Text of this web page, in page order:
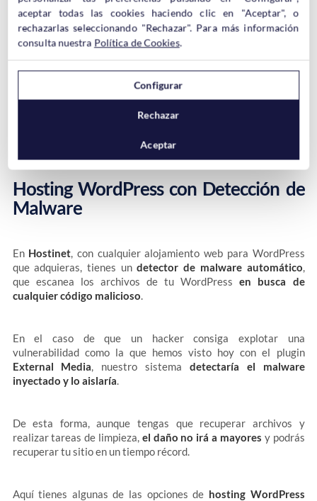
Este código podía realizar una ejecución remota de código y las
total sobre nuestro WordPress al atacante.
Como hemos comentado, no se ha detectado ningún problema…
actualizar a una versión parqueada lo antes posible
Hosting WordPress con Detección de
Malware
En Hostinet, con cualquier alojamiento web para WordPress
que adquieras, tienes undetector de malware automático,
que escanea los archivos de tu WordPressen busca de
cualquier código malicioso.
En el caso de que un hacker consiga explotar una
vulnerabilidad como la que hemos visto hoy con el plugin
External Media, nuestro sistema detectaría el malware
inyectado y lo aislaría.
De esta forma, aunque tengas que recuperar archivos y
realizar tareas de limpieza, el daño no irá a mayores y podrás
recuperar tu sitio en un tiempo récord.
Aquí tienes algunas de las opciones de hosting WordPress
aceptar todas las cookies haciendo clic en "Aceptar", o
rechazarlas seleccionando "Rechazar". Para más información
consulta nuestra Política de Cookies.
Configurar
Rechazar
Aceptar